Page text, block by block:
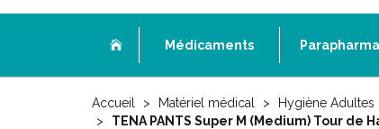
Médicaments
Accueil Matériel médical Hygiène Adultes
TENA PANTS Super M (Medium) Tour